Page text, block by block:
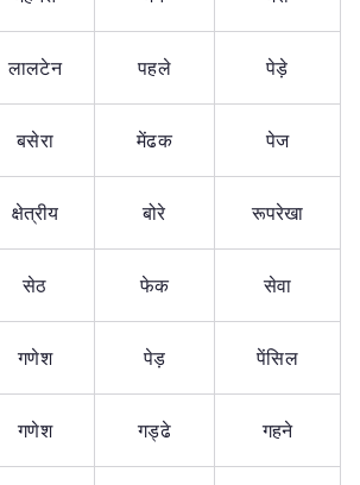
लालटेन पहले पेड़े
बसेरा मेंढक पेज
क्षेत्रीय बोरे रूपरेखा
सेठ फेक सेवा
गणेश पेड़ पेंसिल
गणेश गड्ढे गहने